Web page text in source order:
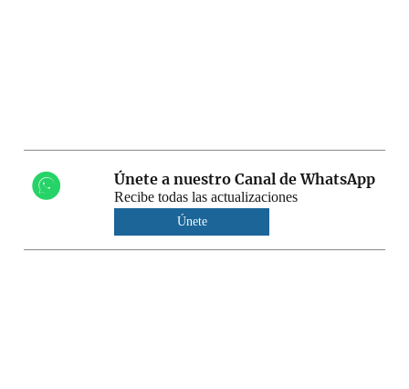
Únete a nuestro Canal de WhatsApp
Recibe todas las actualizaciones
Únete